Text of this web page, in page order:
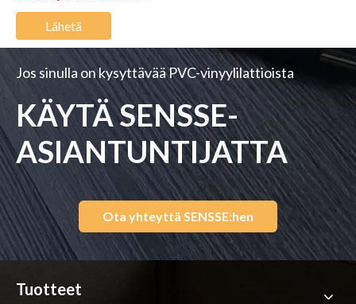
Lähetä
Jos sinulla on kysyttävää PVC-vinyylilattioista
KÄYTÄ SENSSE-
ASIANTUNTIJATTA
Ota yhteyttä SENSSE:hen
Tuotteet